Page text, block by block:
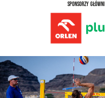
SPONSORZY GŁÓWNI